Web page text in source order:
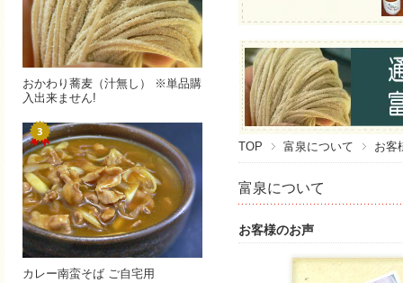
TOP 富泉について お客
富泉について
お客様のお声
おかわり蕎麦（汁無し） ※単品購
入出来ません!
カレー南蛮そば ご自宅用